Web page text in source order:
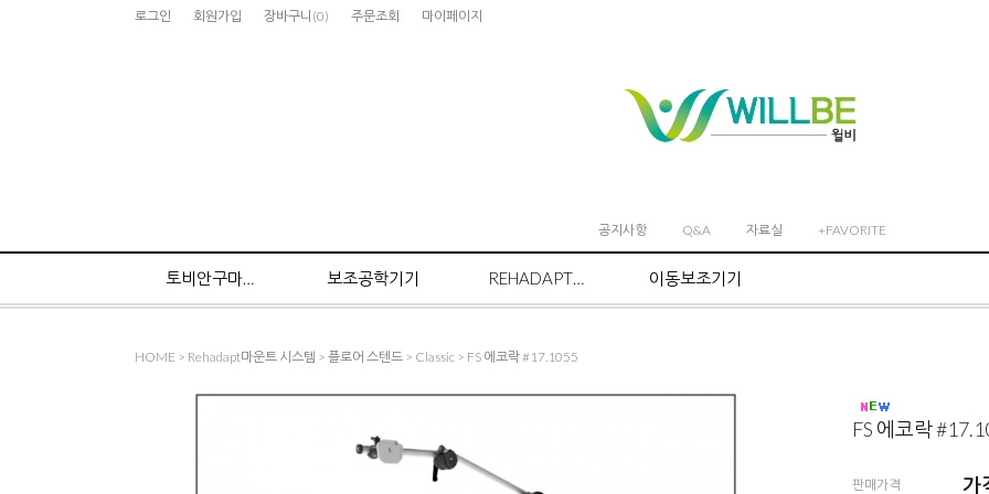
로그인 회원가입 장바구니 (0) 주문조회 마이페이지
공지사항 Q&A 자료실 +FAVORITE
토비안구마우스 보조공학기기 REHADAPT마운트 시스템 이동보조기기
HOME > Rehadapt마운트 시스템 > 플로어 스텐드 > Classic > FS 에코락 #17.1055
FS 에코락
판매가격 가